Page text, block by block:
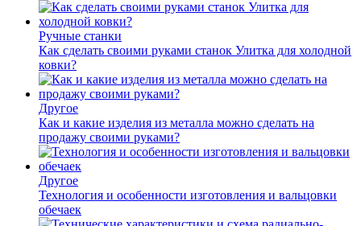
Ручные станки
Как сделать своими руками станок Улитка для холодной
ковки?
Другое
Как и какие изделия из металла можно сделать на
продажу своими руками?
Другое
Технология и особенности изготовления и вальцовки
обечаек